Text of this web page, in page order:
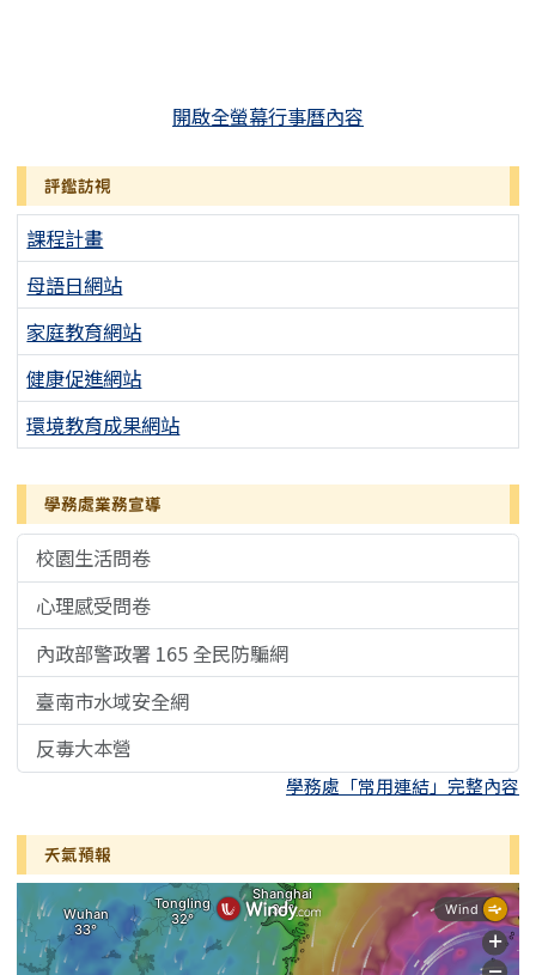
開啟全螢幕行事曆內容
評鑑訪視
課程計畫
母語日網站
家庭教育網站
健康促進網站
環境教育成果網站
學務處業務宣導
校園生活問卷
心理感受問卷
內政部警政署 165 全民防騙網
臺南市水域安全網
反毒大本營
學務處「常用連結」完整內容
天氣預報